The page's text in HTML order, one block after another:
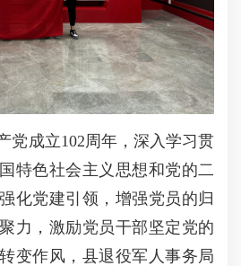
成立102周年，深入学习贯
特色社会主义思想和党的二
化党建引领，增强党员的归
力，激励党员干部坚定党的
变作风，县退役军人事务局